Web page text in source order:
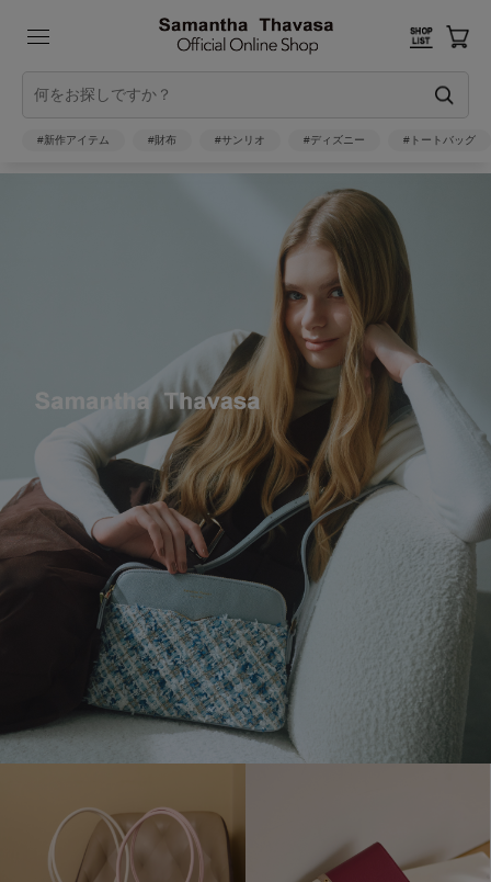
#新作アイテム #財布 #サンリオ #ディズニー #トートバッグ